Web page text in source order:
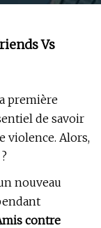
Vs
première
de savoir
violence. Alors,
nouveau
contre